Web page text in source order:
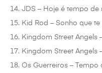
JDS – Hoje é tempo de
Kid Rod – Sonho que te
Kingdom Street Angels
Kingdom Street Angels
Os Guerreiros –